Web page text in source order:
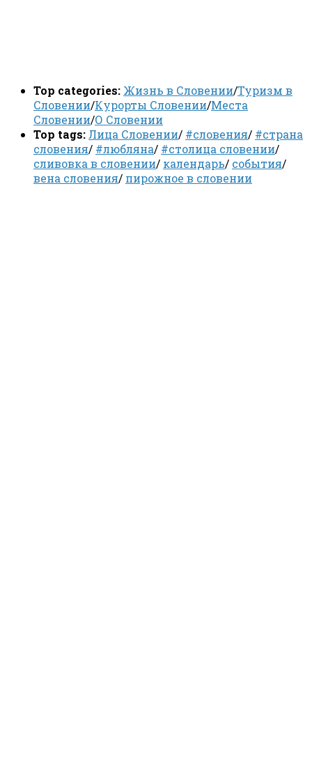
Top categories: Жизнь в Словении/Туризм в
Словении/Курорты Словении/Места
Словении/О Словении
Top tags:Лица Словении/ #словения/ #страна
словения/ #любляна/ #столица словении/
сливовка в словении/ календарь/ события/
вена словения/ пирожное в словении